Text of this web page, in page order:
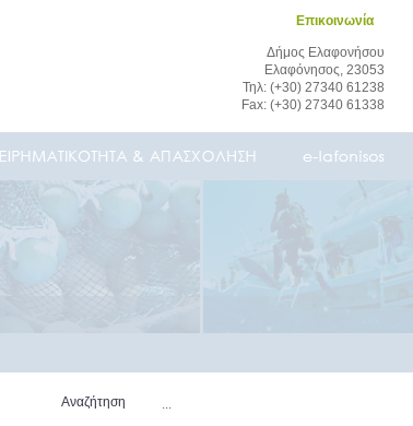
Επικοινωνία
Δήμος Ελαφονήσου
Ελαφόνησος, 23053
Τηλ: (+30) 27340 61238
Fax: (+30) 27340 61338
Αναζήτηση